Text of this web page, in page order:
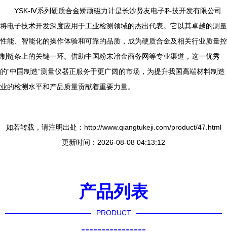
YSK-Ⅳ系列硬质合金矫顽磁力计是长沙贤友电子科技开发有限公司
将电子技术开发深度应用于工业检测领域的杰出代表。它以其卓越的测量
性能、智能化的操作体验和可靠的品质，成为硬质合金及相关行业质量控
制链条上的关键一环。借助中国粉末冶金商务网等专业渠道，这一优秀
的“中国制造”测量仪器正服务于更广阔的市场，为提升我国高端材料制造
业的检测水平和产品质量贡献着重要力量。
如若转载，请注明出处：http://www.qiangtukeji.com/product/47.html
更新时间：2026-08-08 04:13:12
产品列表
PRODUCT
----------------